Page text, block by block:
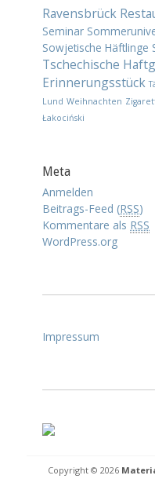
Ravensbrück
Seminar
Sowjetische Häftlinge
Tschechische
Erinnerungsstück
Lund Weihnachten
Łakociński
Meta
Anmelden
Beitrags-Feed (RSS)
Kommentare als RSS
WordPress.org
Impressum
Copyright © 2026